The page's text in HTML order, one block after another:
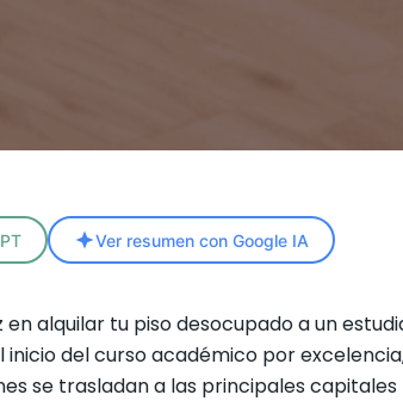
Ver resumen con Google IA
en alquilar tu piso desocupado a un
del curso académico por
se trasladan a las principales